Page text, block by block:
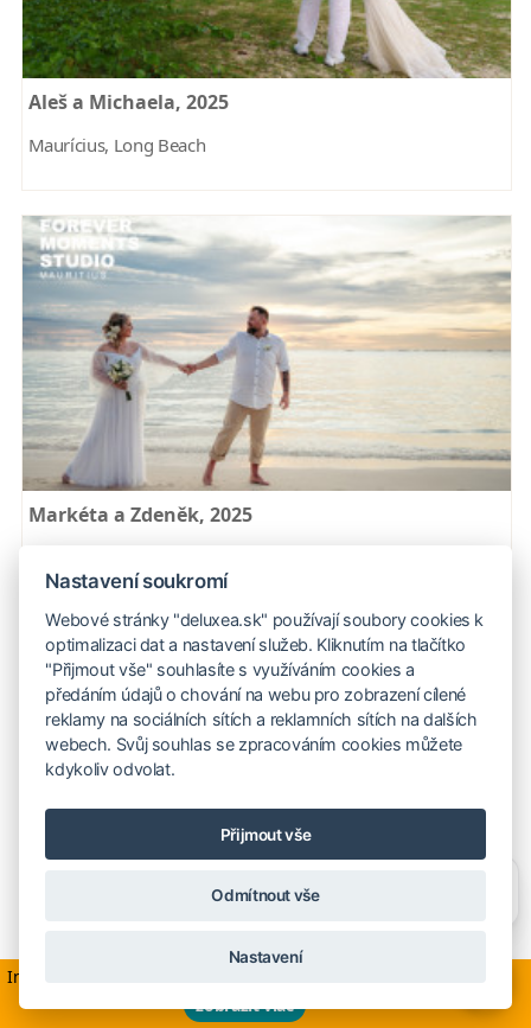
Aleš a Michaela, 2025
Maurícius, Long Beach
Markéta a Zdeněk, 2025
Informácie v súvislosti s aktuálnym dianím na Blízkom východe
zobraziť viac
Nastavení soukromí
Webové stránky "deluxea.sk" používají soubory cookies k
optimalizaci dat a nastavení služeb. Kliknutím na tlačítko
"Přijmout vše" souhlasíte s využíváním cookies a
předáním údajů o chování na webu pro zobrazení cílené
reklamy na sociálních sítích a reklamních sítích na dalších
webech. Svůj souhlas se zpracováním cookies můžete
kdykoliv odvolat.
Přijmout vše
Odmítnout vše
Nastavení
Chettyho.